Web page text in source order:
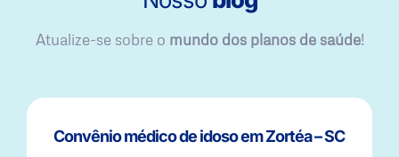
Atualize-se sobre o mundo dos planos de saúde!
Convênio médico de idoso em Zortéa – SC